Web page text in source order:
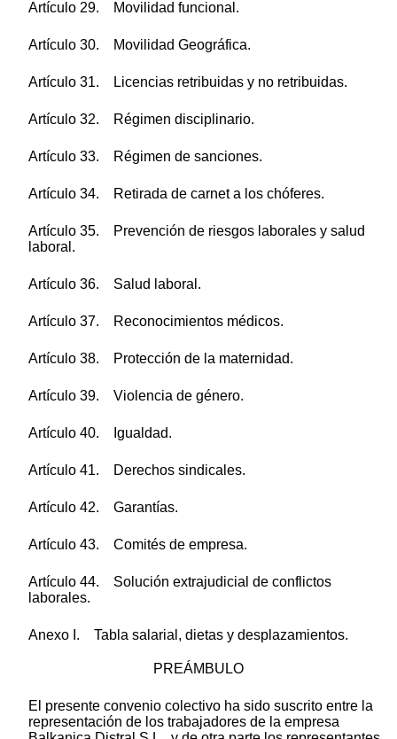
Artículo 29. Movilidad funcional.
Artículo 30. Movilidad Geográfica.
Artículo 31. Licencias retribuidas y no retribuidas.
Artículo 32. Régimen disciplinario.
Artículo 33. Régimen de sanciones.
Artículo 34. Retirada de carnet a los chóferes.
Artículo 35. Prevención de riesgos laborales y salud
laboral.
Artículo 36. Salud laboral.
Artículo 37. Reconocimientos médicos.
Artículo 38. Protección de la maternidad.
Artículo 39. Violencia de género.
Artículo 40. Igualdad.
Artículo 41. Derechos sindicales.
Artículo 42. Garantías.
Artículo 43. Comités de empresa.
Artículo 44. Solución extrajudicial de conflictos
laborales.
Anexo I. Tabla salarial, dietas y desplazamientos.
PREÁMBULO
El presente convenio colectivo ha sido suscrito entre la
representación de los trabajadores de la empresa